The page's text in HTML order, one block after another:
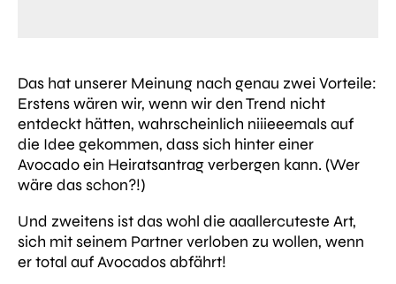
Das hat unserer Meinung nach genau zwei Vorteile:
Erstens wären wir, wenn wir den Trend nicht
entdeckt hätten, wahrscheinlich niiieeemals auf
die Idee gekommen, dass sich hinter einer
Avocado ein Heiratsantrag verbergen kann. (Wer
wäre das schon?!)
Und zweitens ist das wohl die aaallercuteste Art,
sich mit seinem Partner verloben zu wollen, wenn
er total auf Avocados abfährt!